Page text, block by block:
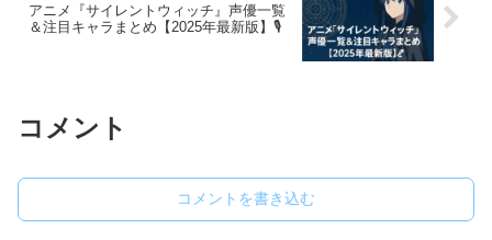
アニメ『サイレントウィッチ』声優一覧
＆注目キャラまとめ【2025年最新版】🎙️
コメント
コメントを書き込む